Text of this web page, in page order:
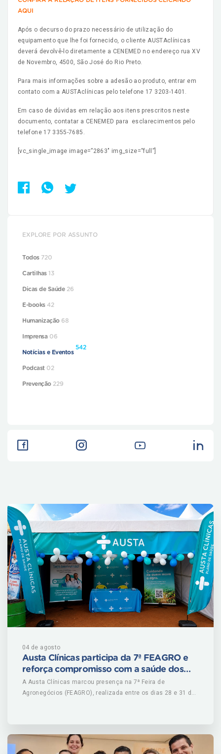
AQUI
Após o decurso do prazo necessário de utilização do
equipamento que lhe foi fornecido, o cliente AUSTAclínicas
deverá devolvê-lo diretamente a CENEMED no endereço rua XV
de Novembro, 4500, São José do Rio Preto.
Para mais informações sobre a adesão ao produto, entrar em
contato com a AUSTAclínicas pelo telefone 17 3203-1401.
Em caso de dúvidas em relação aos itens prescritos neste
documento, contatar a CENEMED para esclarecimentos pelo
telefone 17 3355-7685.
[vc_single_image image=”2863″ img_size=”full”]
EXPLORE POR ASSUNTO
Todos 720
Cartilhas13
Dicas de Saúde 26
E-books 42
Humanização 68
Imprensa 06
Notícias e Eventos
542
Podcast 02
Prevenção 229
04 de agosto
Austa Clínicas participa da 7ª FEAGRO e
reforça compromisso com a saúde dos
produtores rurais
A Austa Clínicas marcou presença na 7ª Feira de
Agronegócios (FEAGRO), realizada entre os dias 28 e 31 de
evento reuniu produtores, empresas e instituições ligadas
ao agronegócio, fortalecendo o desenvolvimento da região.
Durante os quatro dias de feira, a Austa Clínicas recebeu